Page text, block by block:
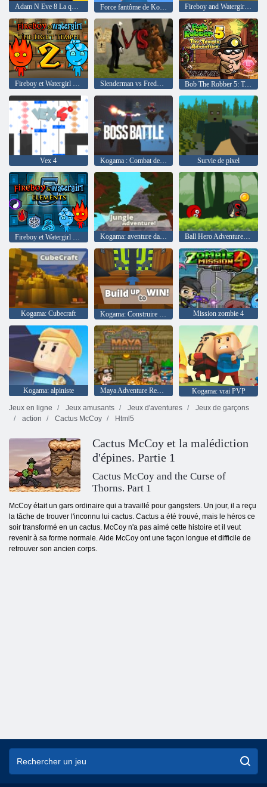
Adam N Eve 8 La quête de l'amour Force fantôme de Kogama Fireboy and Watergirl 1: Temple de forêt
Slenderman vs Freddy le Fazbear Bob The Robber 5: Temple Adventure
Vex 4 Kogama : Combat de boss Survie de pixel
Fireboy et Watergirl 5: éléments Kogama: aventure dans la jungle Ball Hero Adventure: Balle Bounce Rouge
Kogama: Cubecraft Kogama: Construire pour gagner Mission zombie 4
Kogama: alpiniste Maya Adventure Remastered
Kogama: vrai PVP
Jeux en ligne
Jeux amusants Jeux d'aventures
Jeux de garçons
action
Cactus McCoy Html5
Cactus McCoy et la malédiction
d'épines. Partie 1
Cactus McCoy and the Curse of
Thorns. Part 1
McCoy était un gars ordinaire qui a travaillé pour gangsters. Un jour, il a reçu
la tâche de trouver l'inconnu lui cactus. Cactus a été trouvé, mais le héros ce
soir transformé en un cactus. McCoy n'a pas aimé cette histoire et il veut
revenir à sa forme normale. Aide McCoy ont une façon longue et difficile de
retrouver son ancien corps.